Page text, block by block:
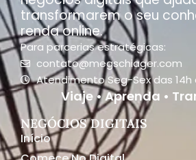
transformarem o seu
renda online.
Para parcerias estratégicas:
contato@megschiager.com
Atendimento Seg-Sex das 14h
Viaje • Aprenda •
NEGÓCIOS DIGITAIS
Início